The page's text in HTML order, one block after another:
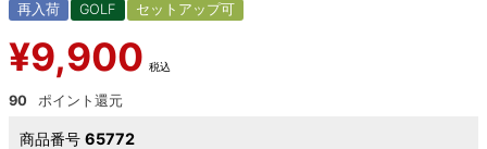
再入荷 GOLF セットアップ可
¥9,900 税込
90
商品番号 65772